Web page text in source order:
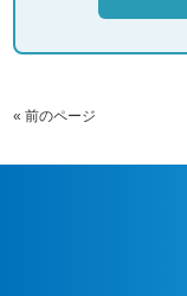
« 前のページ